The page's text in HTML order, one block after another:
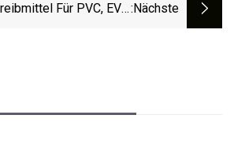
Für PVC, EVA,:nächste